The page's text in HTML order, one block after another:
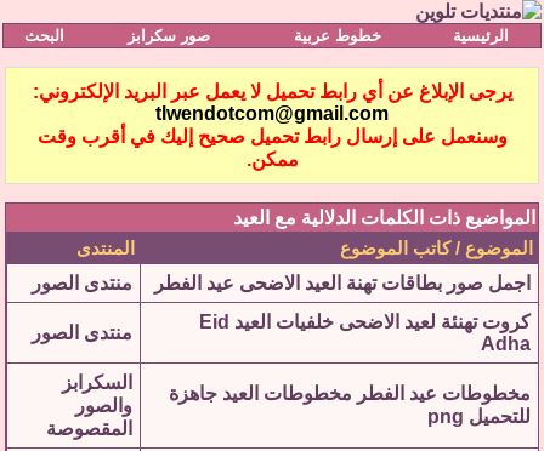
الرئيسية خطوط عربية صور سكرابز البحث
يرجى الإبلاغ عن أي رابط تحميل لا يعمل عبر البريد الإلكتروني:
tlwendotcom@gmail.com
وسنعمل على إرسال رابط تحميل صحيح إليك في أقرب وقت
ممكن.
المواضيع ذات الكلمات الدلالية مع العيد
الموضوع / كاتب الموضوع المنتدى
اجمل صور بطاقات تهنة العيد الاضحى عيد الفطر
منتدى الصور
كروت تهنئة لعيد الاضحى خلفيات العيد Eid
Adha
منتدى الصور
مخطوطات عيد الفطر مخطوطات العيد جاهزة
للتحميل png
السكرابز
والصور
المقصوصة